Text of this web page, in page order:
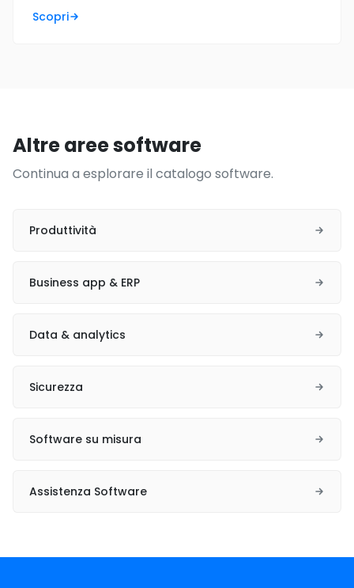
Scopri
Altre aree software
Continua a esplorare il catalogo software.
Produttività
Business app & ERP
Data & analytics
Sicurezza
Software su misura
Assistenza Software